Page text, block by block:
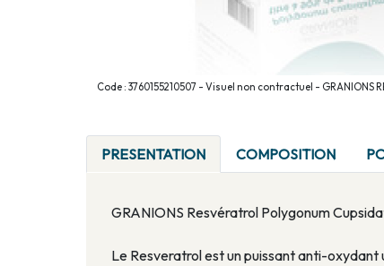
Code : 3760155210507 - Visuel non contractuel - GRANIONS
PRESENTATION COMPOSITION
GRANIONS Resvératrol Polygonum
Le Resveratrol est un puissant anti-